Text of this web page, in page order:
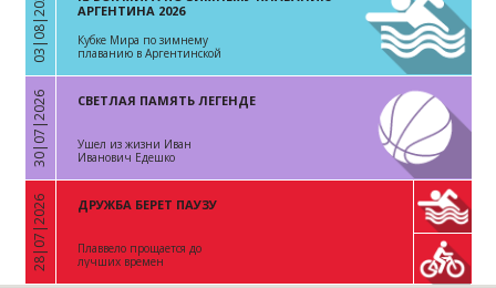
«
03|08|2026
АРГЕНТИНА 2026
Кубке Мира по зимнему
плаванию в Аргентинской
«
30|07|2026 СВЕТЛАЯ ПАМЯТЬ ЛЕГЕНДЕ
Ушел из жизни Иван
Иванович Едешко
«
28|07|2026 ДРУЖБА БЕРЕТ ПАУЗУ
Плаввело прощается до
лучших времен